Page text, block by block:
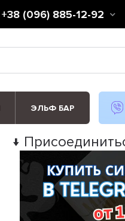
+38 (096) 885-12-92
ЭЛЬФ БАР
↓